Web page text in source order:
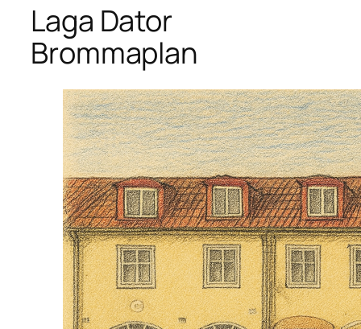
Laga Dator
Brommaplan